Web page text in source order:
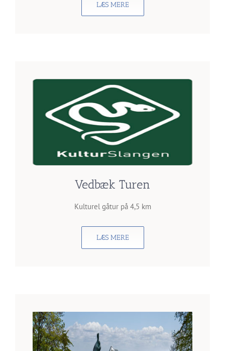
LÆS MERE
Vedbæk Turen
Kulturel gåtur på 4,5 km
LÆS MERE